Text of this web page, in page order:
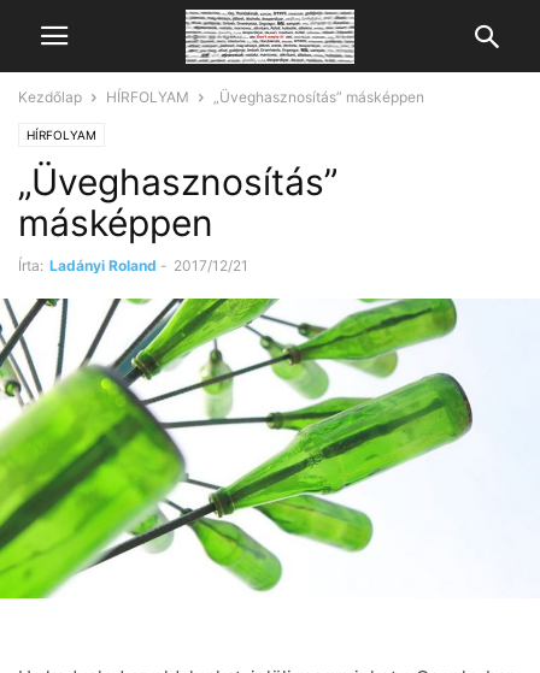
Kezdőlap HÍRFOLYAM „Üveghasznosítás” másképpen
HÍRFOLYAM
„Üveghasznosítás”
másképpen
Írta: Ladányi Roland - 2017/12/21